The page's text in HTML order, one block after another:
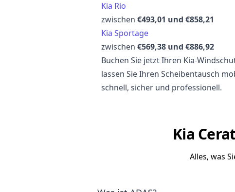
Kia Rio
zwischen €493,01 und €858,21
Kia Sportage
zwischen €569,38 und €886,92
Buchen Sie jetzt Ihren Kia-
lassen Sie Ihren Scheibentausch
schnell, sicher und professionell.
Kia
Alles, was